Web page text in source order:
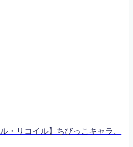
・リコイル】ちびっこキャラ、